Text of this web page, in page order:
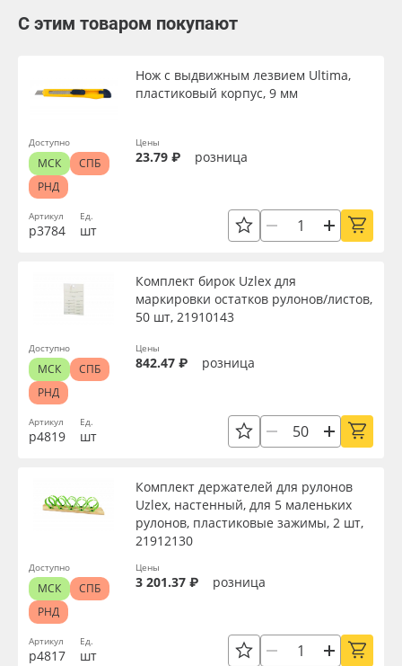
С этим товаром покупают
Артикул
р3784
Нож с выдвижным лезвием Ultima,
пластиковый корпус, 9 мм
Ед.
шт
Цены
23.79 ₽ розница
Доступно
МСК
СПБ
РНД
Артикул
р4819
Комплект бирок Uzlex для
маркировки остатков рулонов/листов,
50 шт, 21910143
Ед.
шт
Цены
842.47 ₽ розница
Доступно
МСК
СПБ
РНД
Артикул
р4817
Комплект держателей для рулонов
Uzlex, настенный, для 5 маленьких
рулонов, пластиковые зажимы, 2 шт,
21912130
Ед.
шт
Цены
3 201.37 ₽ розница
Доступно
МСК
СПБ
РНД